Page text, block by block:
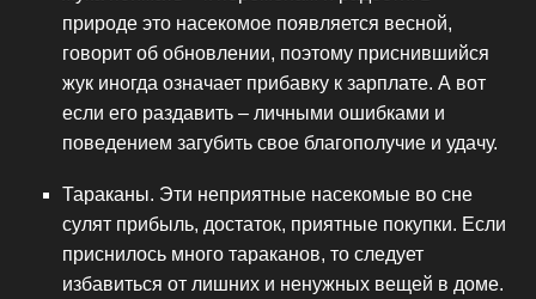
природе это насекомое появляется весной,
говорит об обновлении, поэтому приснившийся
жук иногда означает прибавку к зарплате. А вот
если его раздавить – личными ошибками и
поведением загубить свое благополучие и удачу.
Тараканы. Эти неприятные насекомые во сне
сулят прибыль, достаток, приятные покупки. Если
приснилось много тараканов, то следует
избавиться от лишних и ненужных вещей в доме.